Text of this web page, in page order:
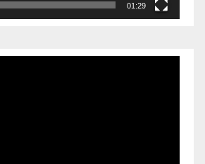
01:29